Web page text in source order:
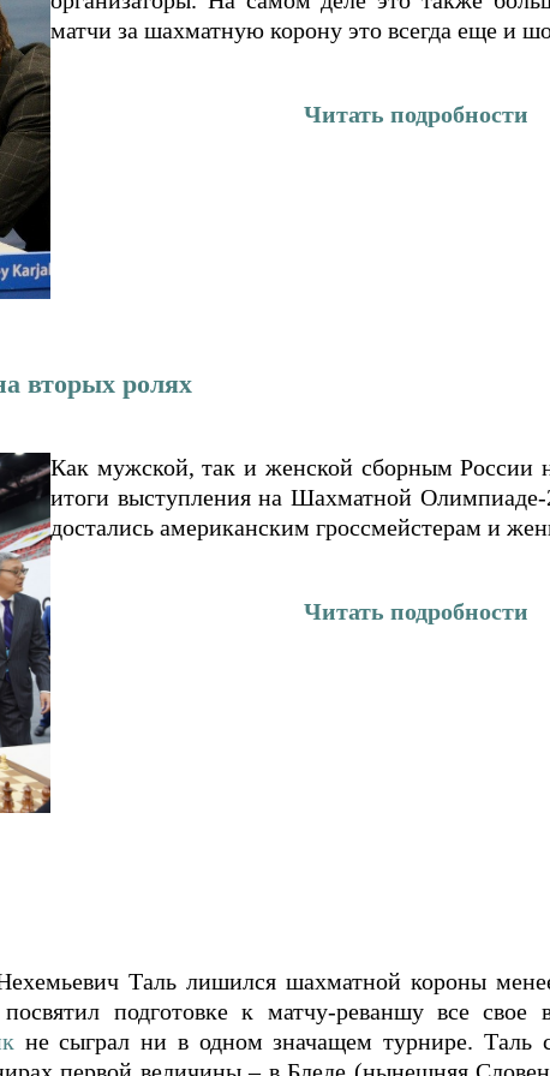
матчи за шахматную корону это всегда еще и
Читать подробности
вторых ролях
Как мужской, так и женской сборным России
итоги выступления на Шахматной
достались американским гроссмейстерам и
Читать подробности
Таль лишился шахматной короны
подготовке к матчу-реваншу все свое
не сыграл ни в одном значащем турнире. Таль